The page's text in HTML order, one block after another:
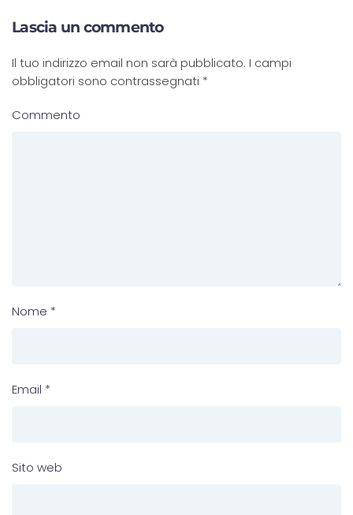
Lascia un commento
Il tuo indirizzo email non sarà pubblicato. I campi
obbligatori sono contrassegnati *
Commento
Nome *
Email *
Sito web